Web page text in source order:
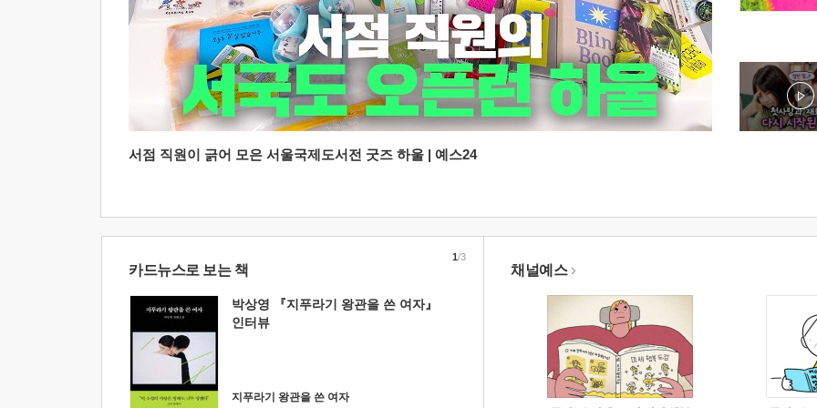
서점 직원이 긁어 모은 서울국제도서전 굿즈 하울 | 예스24
카드뉴스로 보는 책
박상영 『지푸라기 왕관을 쓴 여자』
인터뷰
지푸라기 왕관을 쓴 여자
1/3
채널예스